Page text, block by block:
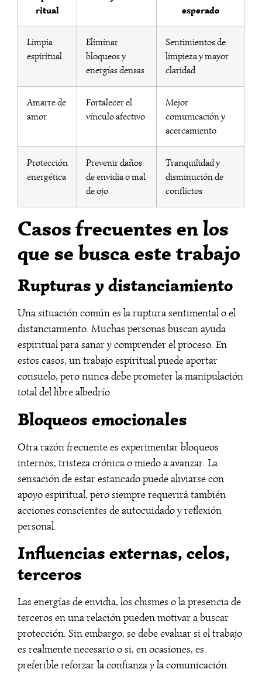
ritual
esperado
Limpia
espiritual
Eliminar
bloqueos y
energías densas
Sentimientos de
limpieza y mayor
claridad
Amarre de
amor
Fortalecer el
vínculo afectivo
Mejor
comunicación y
acercamiento
Protección
energética
Prevenir daños
de envidia o mal
de ojo
Tranquilidad y
disminución de
conflictos
Casos frecuentes en los
que se busca este trabajo
Rupturas y distanciamiento
Una situación común es la ruptura sentimental o el
distanciamiento. Muchas personas buscan ayuda
espiritual para sanar y comprender el proceso. En
estos casos, un trabajo espiritual puede aportar
consuelo, pero nunca debe prometer la manipulación
total del libre albedrío.
Bloqueos emocionales
Otra razón frecuente es experimentar bloqueos
internos, tristeza crónica o miedo a avanzar. La
sensación de estar estancado puede aliviarse con
apoyo espiritual, pero siempre requerirá también
acciones conscientes de autocuidado y reflexión
personal.
Influencias externas, celos,
terceros
Las energías de envidia, los chismes o la presencia de
terceros en una relación pueden motivar a buscar
protección. Sin embargo, se debe evaluar si el trabajo
es realmente necesario o si, en ocasiones, es
preferible reforzar la confianza y la comunicación.